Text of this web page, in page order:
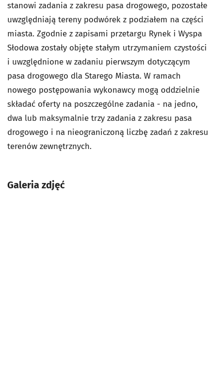
stanowi zadania z zakresu pasa drogowego, pozostałe
uwzględniają tereny podwórek z podziałem na części
miasta. Zgodnie z zapisami przetargu Rynek i Wyspa
Słodowa zostały objęte stałym utrzymaniem czystości
i uwzględnione w zadaniu pierwszym dotyczącym
pasa drogowego dla Starego Miasta. W ramach
nowego postępowania wykonawcy mogą oddzielnie
składać oferty na poszczególne zadania - na jedno,
dwa lub maksymalnie trzy zadania z zakresu pasa
drogowego i na nieograniczoną liczbę zadań z zakresu
terenów zewnętrznych.
Galeria zdjęć